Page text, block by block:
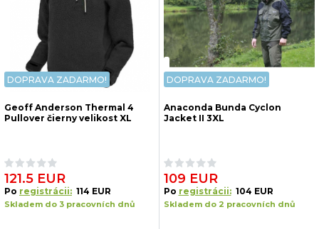
DOPRAVA ZADARMO!
Geoff Anderson Thermal 4
Pullover čierny velikost XL
121.5 EUR
Po registrácii: 114 EUR
Skladem do 3 pracovních dnů
DOPRAVA ZADARMO!
Anaconda Bunda Cyclon
Jacket II 3XL
109 EUR
Po registrácii: 104 EUR
Skladem do 2 pracovních dnů